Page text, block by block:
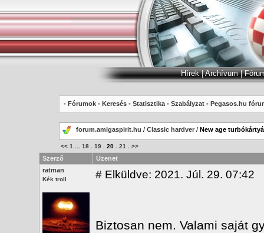
Hírek|Archívum|
- Fórumok - Keresés - Statisztika - Szabályzat - Pegasos.hu
forum.amigaspirit.hu / Classic hardver / New age
<< 1 18 19 20 21 >>
Szerző
Üzenet
ratman
Kék troll # Elküldve: 2021. Júl. 29. 07:42
Biztosan nem. Valami saját